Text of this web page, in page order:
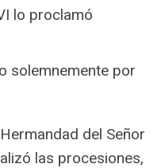
lo proclamó
solemnemente por
del Señor
las procesiones,